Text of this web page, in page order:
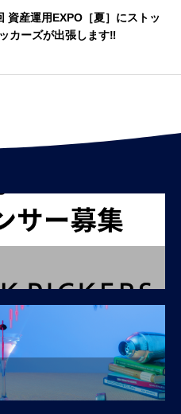
資産運用EXPO［夏］にストッ
カーズが出張します‼